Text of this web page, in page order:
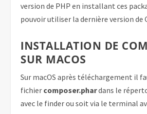
version de PHP en installant ces
pouvoir utiliser la dernière version de
INSTALLATION DE
SUR MACOS
Sur macOS après téléchargement il
fichier composer.phardans le
avec le finder ou soit via le terminal